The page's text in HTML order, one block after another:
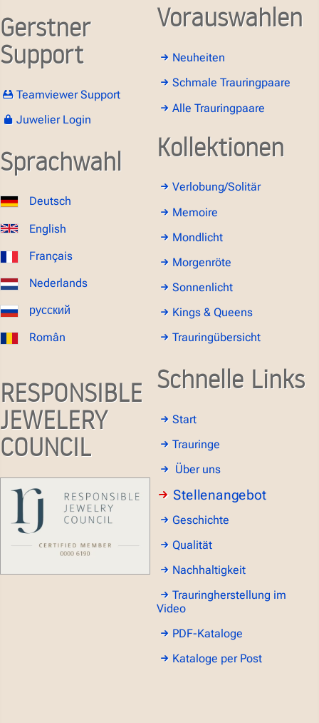
Gerstner
Support
Teamviewer Support
Juwelier Login
Sprachwahl
Deutsch
English
Français
Nederlands
русский
Român
RESPONSIBLE
JEWELERY
COUNCIL
Vorauswahlen
Neuheiten
Schmale Trauringpaare
Alle Trauringpaare
Kollektionen
Verlobung/Solitär
Memoire
Mondlicht
Morgenröte
Sonnenlicht
Kings & Queens
Trauringübersicht
Schnelle Links
Start
Trauringe
Über uns
Stellenangebot
Geschichte
Qualität
Nachhaltigkeit
Trauringherstellung im
Video
PDF-Kataloge
Kataloge per Post